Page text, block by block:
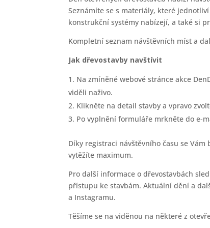
Seznámíte se s materiály, které
konstrukční systémy nabízejí, a také si
Kompletní seznam návštěvních míst a
Jak dřevostavby navštívit
Na zmíněné webové stránce akce
viděli naživo.
Klikněte na detail stavby a vpravo
Po vyplnění formuláře mrkněte do e-
Díky registraci návštěvního času se
vytěžíte maximum.
Pro další informace o dřevostavbách
přístupu ke stavbám. Aktuální dění a
a Instagramu.
Těšíme se na viděnou na některé z